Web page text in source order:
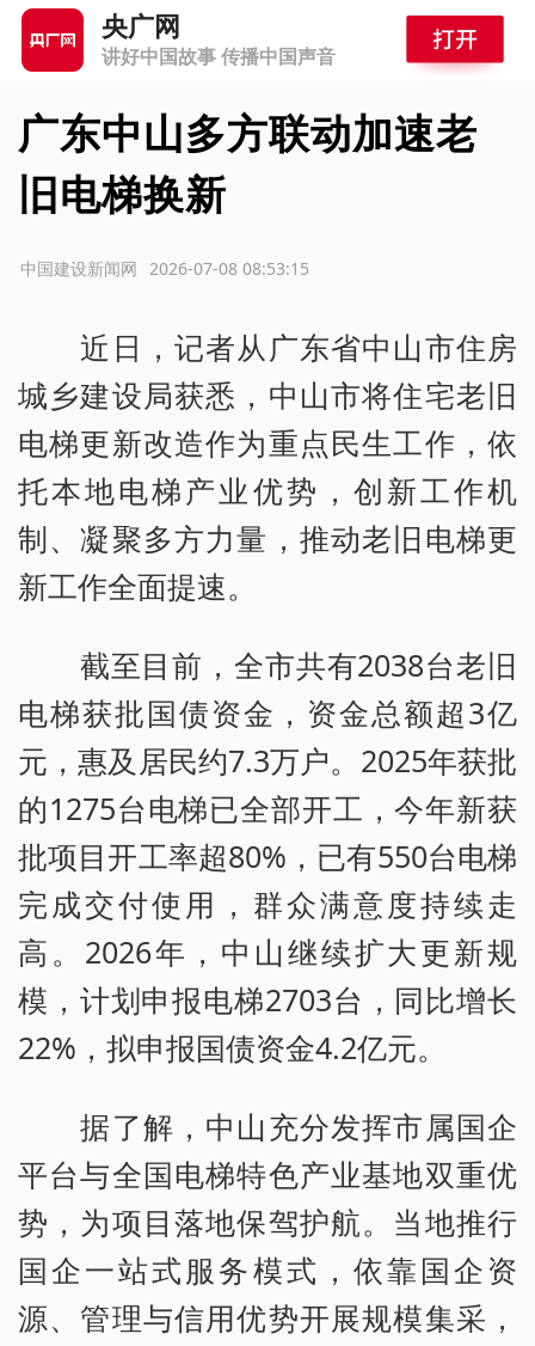
央广网
讲好中国故事 传播中国声音
广东中山多方联动加速老
旧电梯换新
2026-07-08 08:53:15
中国建设新闻网
近日，记者从广东省中山市住房
城乡建设局获悉，中山市将住宅老旧
电梯更新改造作为重点民生工作，依
托本地电梯产业优势，创新工作机
制、凝聚多方力量，推动老旧电梯更
新工作全面提速。
截至目前，全市共有2038台老旧
电梯获批国债资金，资金总额超3亿
元，惠及居民约7.3万户。2025年获批
的1275台电梯已全部开工，今年新获
批项目开工率超80%，已有550台电梯
完成交付使用，群众满意度持续走
高。2026年，中山继续扩大更新规
模，计划申报电梯2703台，同比增长
22%，拟申报国债资金4.2亿元。
据了解，中山充分发挥市属国企
平台与全国电梯特色产业基地双重优
势，为项目落地保驾护航。当地推行
国企一站式服务模式，依靠国企资
源、管理与信用优势开展规模集采，